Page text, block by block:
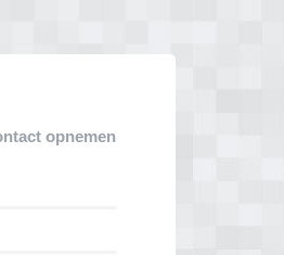
opnemen